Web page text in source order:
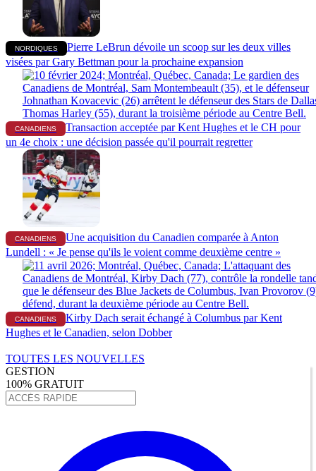
NORDIQUES
Pierre LeBrun dévoile un scoop sur les deux villes
visées par Gary Bettman pour la prochaine expansion
CANADIENS
Transaction acceptée par Kent Hughes et le CH pour
un 4e choix : une décision passée qu'il pourrait regretter
CANADIENS
Une acquisition du Canadien comparée à Anton
Lundell : « Je pense qu'ils le voient comme deuxième centre »
CANADIENS
Kirby Dach serait échangé à Columbus par Kent
Hughes et le Canadien, selon Dobber
TOUTES LES NOUVELLES
GESTION
100% GRATUIT